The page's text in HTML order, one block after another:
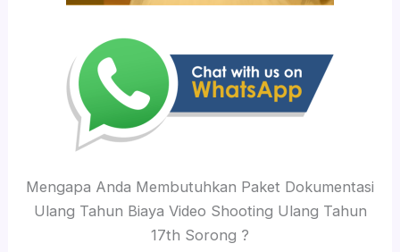
Mengapa Anda Membutuhkan Paket Dokumentasi
Ulang Tahun Biaya Video Shooting Ulang Tahun
17th Sorong ?